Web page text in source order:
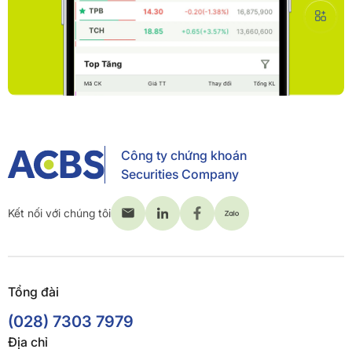
Công ty chứng khoán
Securities Company
Kết nối với chúng tôi
Tổng đài
(028) 7303 7979
Địa chỉ